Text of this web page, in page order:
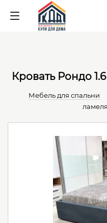
Кровать Рондо
Мебель для спальни